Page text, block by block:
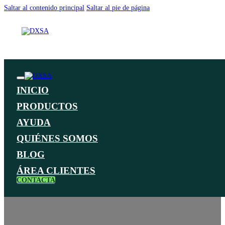
Saltar al contenido principal Saltar al pie de página
INICIO
PRODUCTOS
AYUDA
QUIÉNES SOMOS
BLOG
ÁREA CLIENTES
CONTACTA